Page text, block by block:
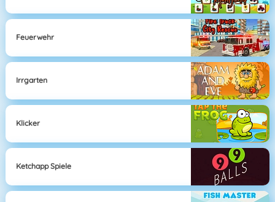
Feuerwehr
Irrgarten
Klicker
Ketchapp Spiele